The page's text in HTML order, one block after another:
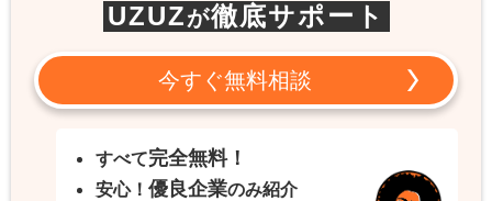
UZUZが徹底サポート
今すぐ無料相談
すべて完全無料！
安心！ 優良企業のみ紹介